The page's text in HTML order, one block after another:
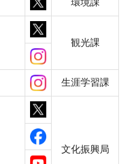
観光課
生涯学習課
文化振興局